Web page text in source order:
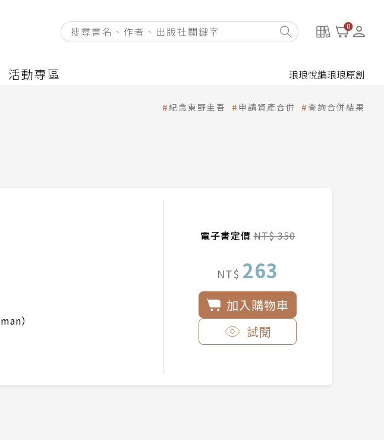
0
活動專區 琅琅悅讀琅琅原創
紀念東野圭吾 申請資產合併 查詢合併結果
）
電子書定價NT$ 350
NT$ 263
加入購物車
試閱